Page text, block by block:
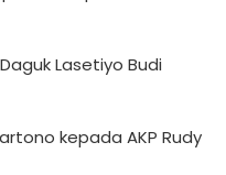
Lasetiyo Budi
kepada AKP Rudy